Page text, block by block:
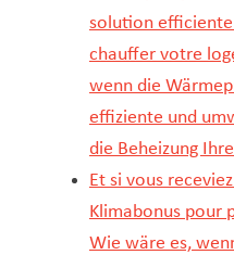
solution
chauffer votre
wenn die
effiziente und
die Beheizung
Et si vous
Klimabonus pour
Wie wäre es,